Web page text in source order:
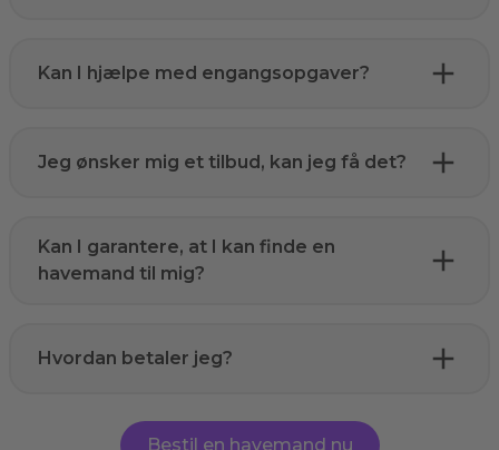
Kan I hjælpe med engangsopgaver?
Jeg ønsker mig et tilbud, kan jeg få det?
Kan I garantere, at I kan finde en
havemand til mig?
Hvordan betaler jeg?
Bestil en havemand nu